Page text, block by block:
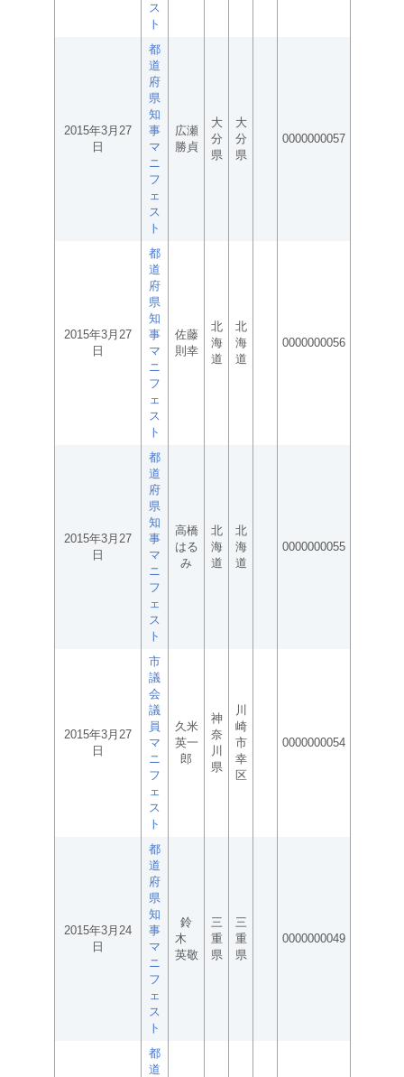
ス
ト
2015年3月27
日
都
道
府
県
知
事
マ
ニ
フ
ェ
ス
ト
広瀬
勝貞
大
分
県
大
分
県
0000000057
2015年3月27
日
都
道
府
県
知
事
マ
ニ
フ
ェ
ス
ト
佐藤
則幸
北
海
道
北
海
道
0000000056
2015年3月27
日
都
道
府
県
知
事
マ
ニ
フ
ェ
ス
ト
高橋
はる
み
北
海
道
北
海
道
0000000055
2015年3月27
日
市
議
会
議
員
マ
ニ
フ
ェ
ス
ト
久米
英一
郎
神
奈
川
県
川
崎
市
幸
区
0000000054
2015年3月24
日
都
道
府
県
知
事
マ
ニ
フ
ェ
ス
ト
鈴
木
英敬
三
重
県
三
重
県
0000000049
都
道